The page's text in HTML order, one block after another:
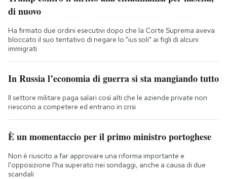
di nuovo
Ha firmato due ordini esecutivi dopo che la Corte Suprema aveva
bloccato il suo tentativo di negare lo "ius soli" ai figli di alcuni
immigrati
In Russia l’economia di guerra si sta mangiando tutto
Il settore militare paga salari così alti che le aziende private non
riescono a competere ed entrano in crisi
È un momentaccio per il primo ministro portoghese
Non è riuscito a far approvare una riforma importante e
l'opposizione l'ha superato nei sondaggi, anche a causa di due
scandali